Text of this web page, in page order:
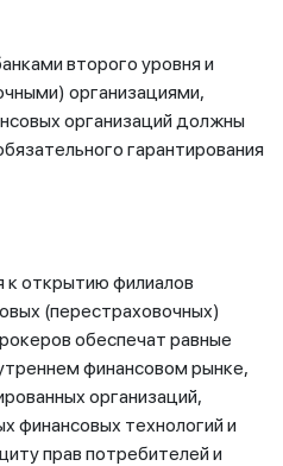
второго уровня и
организациями,
организаций должны
гарантирования
к открытию филиалов
(перестраховочных)
обеспечат равные
финансовом рынке,
организаций,
финансовых технологий и
прав потребителей и